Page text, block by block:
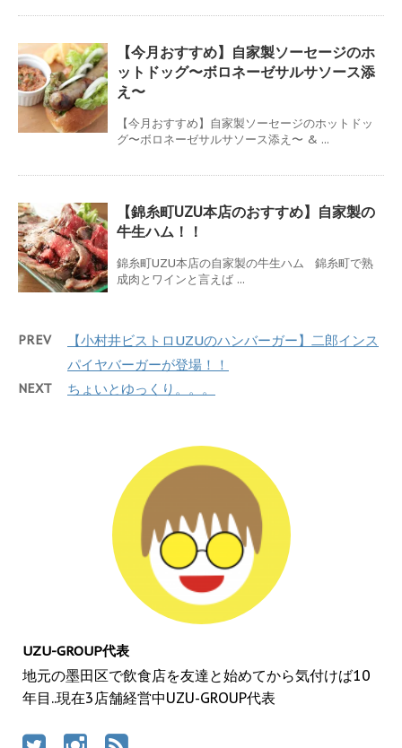
【今月おすすめ】自家製ソーセージのホ
ットドッグ〜ボロネーゼサルサソース添
え〜
【今月おすすめ】自家製ソーセージのホットドッ
グ〜ボロネーゼサルサソース添え〜 & ...
【錦糸町UZU本店のおすすめ】自家製の
牛生ハム！！
錦糸町UZU本店の自家製の牛生ハム 錦糸町で熟
成肉とワインと言えば ...
PREV
【小村井ビストロUZUのハンバーガー】二郎インス
パイヤバーガーが登場！！
NEXT ちょいとゆっくり。。。
UZU-GROUP代表
地元の墨田区で飲食店を友達と始めてから気付けば10
年目..現在3店舗経営中UZU-GROUP代表